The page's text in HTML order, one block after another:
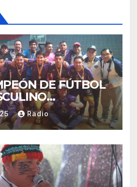
DE FÚTBOL
2025.
Radio